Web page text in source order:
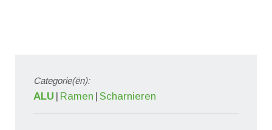
Categorie(ën):
ALU Ramen Scharnieren